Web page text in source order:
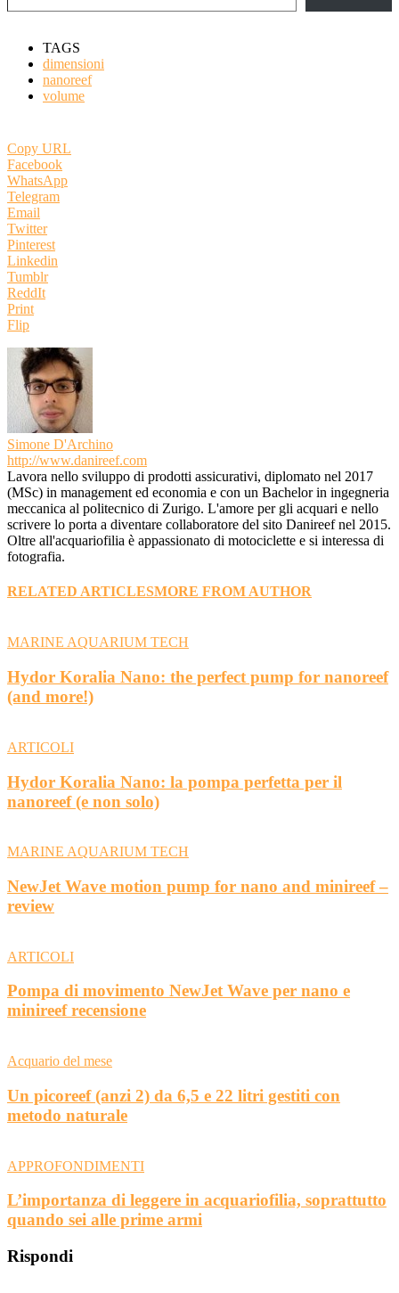
TAGS
dimensioni
nanoreef
volume
Copy URL
Facebook
WhatsApp
Telegram
Email
Twitter
Pinterest
Linkedin
Tumblr
ReddIt
Print
Flip
Simone D'Archino
http://www.danireef.com
Lavora nello sviluppo di prodotti assicurativi, diplomato nel 2017
(MSc) in management ed economia e con un Bachelor in ingegneria
meccanica al politecnico di Zurigo. L'amore per gli acquari e nello
scrivere lo porta a diventare collaboratore del sito Danireef nel 2015.
Oltre all'acquariofilia è appassionato di motociclette e si interessa di
fotografia.
RELATED ARTICLESMORE FROM AUTHOR
MARINE AQUARIUM TECH
Hydor Koralia Nano: the perfect pump for nanoreef
(and more!)
ARTICOLI
Hydor Koralia Nano: la pompa perfetta per il
nanoreef (e non solo)
MARINE AQUARIUM TECH
NewJet Wave motion pump for nano and minireef –
review
ARTICOLI
Pompa di movimento NewJet Wave per nano e
minireef recensione
Acquario del mese
Un picoreef (anzi 2) da 6,5 e 22 litri gestiti con
metodo naturale
APPROFONDIMENTI
L’importanza di leggere in acquariofilia, soprattutto
quando sei alle prime armi
Rispondi